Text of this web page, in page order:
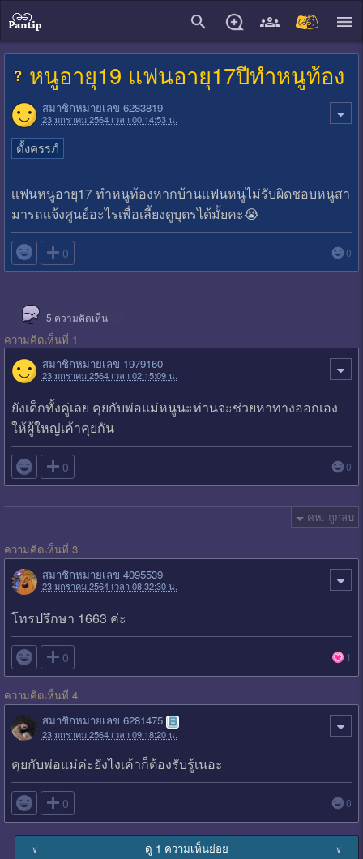
หนูอายุ19 เเฟนอายุ17ปีทำหนูท้อง
สมาชิกหมายเลข 6283819
23 มกราคม 2564 เวลา 00:14:53 น.
ตั้งครรภ์
เเฟนหนูอายุ17 ทำหนูท้องหากบ้านเเฟนหนูไม่รับผิดชอบหนูสา
มารถเเจ้งศูนย์อะไรเพื่อเลี้ยงดูบุตรได้มั้ยคะ😭
 0 0
5 ความคิดเห็น
ความคิดเห็นที่ 1
สมาชิกหมายเลข 1979160
23 มกราคม 2564 เวลา 02:15:09 น.
ยังเด็กทั้งคู่เลย คุยกับพ่อแม่หนูนะท่านจะช่วยหาทางออกเอง
ให้ผู้ใหญ่เค้าคุยกัน
 0 0
คห. ถูกลบ
ความคิดเห็นที่ 3
สมาชิกหมายเลข 4095539
23 มกราคม 2564 เวลา 08:32:30 น.
โทรปรึกษา 1663 ค่ะ
 0 1
ความคิดเห็นที่ 4
สมาชิกหมายเลข 6281475
23 มกราคม 2564 เวลา 09:18:20 น.
คุยกับพ่อแม่ค่ะยังไงเค้าก็ต้องรับรู้เนอะ
 0 0
∨ ดู 1 ความเห็นย่อย ∨
close